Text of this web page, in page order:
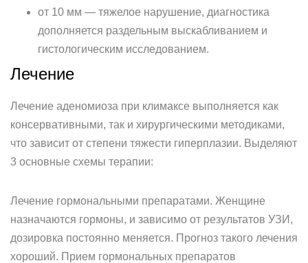
от 10 мм — тяжелое нарушение, диагностика
дополняется раздельным выскабливанием и
гистологическим исследованием.
Лечение
Лечение аденомиоза при климаксе выполняется как
консервативными, так и хирургическими методиками,
что зависит от степени тяжести гиперплазии. Выделяют
3 основные схемы терапии:
Лечение гормональными препаратами. Женщине
назначаются гормоны, и зависимо от результатов УЗИ,
дозировка постоянно меняется. Прогноз такого лечения
хороший. Прием гормональных препаратов